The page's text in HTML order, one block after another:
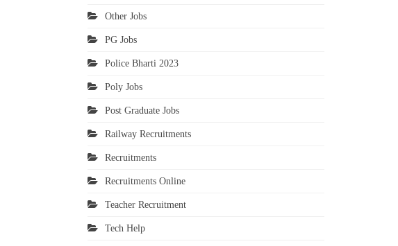
Other Jobs
PG Jobs
Police Bharti 2023
Poly Jobs
Post Graduate Jobs
Railway Recruitments
Recruitments
Recruitments Online
Teacher Recruitment
Tech Help